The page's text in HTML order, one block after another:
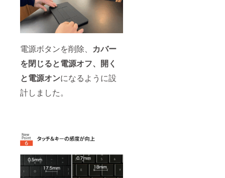
電源ボタンを削除、 カバー
を閉じると電源オフ、開く
と電源オンになるように設
計しました。